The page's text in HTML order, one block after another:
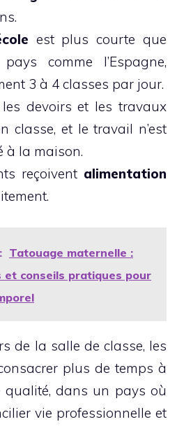
est plus courte que
comme l’Espagne,
3 à 4 classes par jour.
les devoirs et les travaux
classe, et le travail n’est
à la maison.
reçoivent alimentation
Tatouage maternelle :
et conseils pratiques pour
de la salle de classe, les
plus de temps à
qualité, dans un pays où
vie professionnelle et